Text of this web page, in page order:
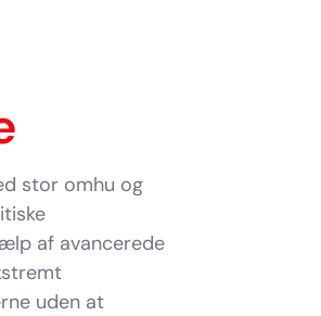
stor omhu og
af avancerede
uden at